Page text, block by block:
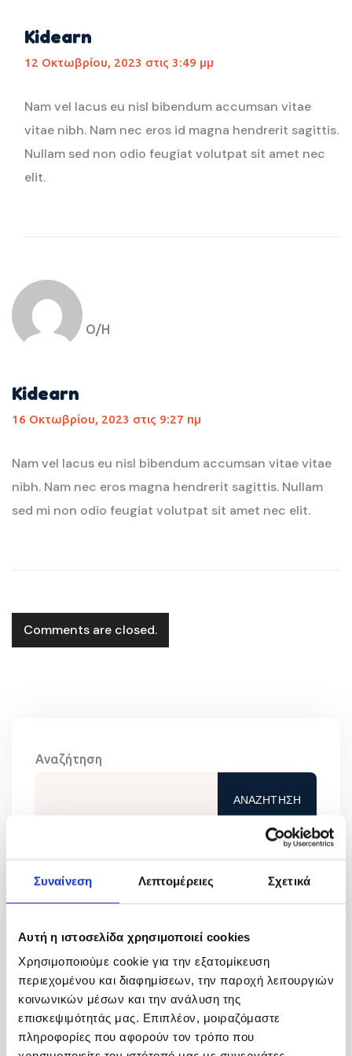
Συναίνεση Λεπτομέρειες Σχετικά
Αυτή η ιστοσελίδα χρησιμοποιεί cookies
Χρησιμοποιούμε cookie για την εξατομίκευση
περιεχομένου και διαφημίσεων, την παροχή λειτουργιών
κοινωνικών μέσων και την ανάλυση της
επισκεψιμότητάς μας. Επιπλέον, μοιραζόμαστε
πληροφορίες που αφορούν τον τρόπο που
Kidearn
12 Οκτωβρίου, 2023 στις 3:49 μμ
Nam vel lacus eu nisl bibendum accumsan vitae
vitae nibh. Nam nec eros id magna hendrerit sagittis.
Nullam sed non odio feugiat volutpat sit amet nec
elit.
Ο/Η
Kidearn
16 Οκτωβρίου, 2023 στις 9:27 πμ
Nam vel lacus eu nisl bibendum accumsan vitae vitae
nibh. Nam nec eros magna hendrerit sagittis. Nullam
sed mi non odio feugiat volutpat sit amet nec elit.
Comments are closed.
Αναζήτηση
ΑΝΑΖΉΤΗΣΗ
Ο ρόλος των γονέων στη λογοθεραπεία: Μαζί
μπορούμε να βοηθήσουμε το παιδί να
εξελιχθεί